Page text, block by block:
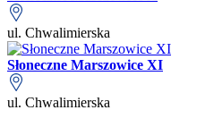
ul. Chwalimierska
Słoneczne Marszowice XI
ul. Chwalimierska